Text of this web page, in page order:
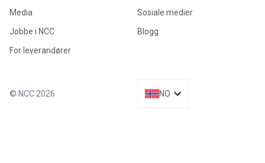
Media
Jobbe i NCC
For leverandører
Sosiale medier
Blogg
© NCC 2026 NO